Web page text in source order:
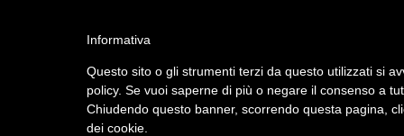
Listino Marchi Dati Cliente Servizi Company
Hardware Software Fotografia Telefonia Audio Video
Informativa
Questo sito o gli strumenti terzi da questo utilizzati si
policy. Se vuoi saperne di più o negare il consenso a
Chiudendo questo banner, scorrendo questa pagina,
dei cookie.